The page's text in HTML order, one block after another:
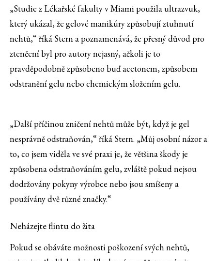
„Studie z Lékařské fakulty v Miami použila ultrazvuk,
který ukázal, že gelové manikúry způsobují ztuhnutí
nehtů,“ říká Stern a poznamenává, že přesný důvod pro
ztenčení byl pro autory nejasný, ačkoli je to
pravděpodobně způsobeno buď acetonem, způsobem
odstranění gelu nebo chemickým složením gelu.
„Další příčinou zničení nehtů může být, když je gel
nesprávně odstraňován,“ říká Stern. „Můj osobní názor a
to, co jsem viděla ve své praxi je, že většina škody je
způsobena odstraňováním gelu, zvláště pokud nejsou
dodržovány pokyny výrobce nebo jsou smíšeny a
používány dvě různé značky.“
Neházejte flintu do žita
Pokud se obáváte možnosti poškození svých nehtů,